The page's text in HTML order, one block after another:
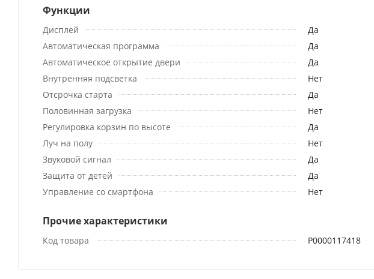
Функции
Дисплей
Да
Автоматическая программа
Да
Автоматическое открытие двери
Да
Внутренняя подсветка
Нет
Отсрочка старта
Да
Половинная загрузка
Нет
Регулировка корзин по высоте
Да
Луч на полу
Нет
Звуковой сигнал
Да
Защита от детей
Да
Управление со смартфона
Нет
Прочие характеристики
Код товара Р0000117418